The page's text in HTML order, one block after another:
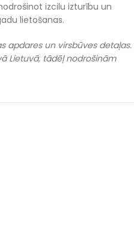
izcilu izturību un
lietošanas.
apdares un virsbūves detaļas.
Lietuvā, tādēļ nodrošinām